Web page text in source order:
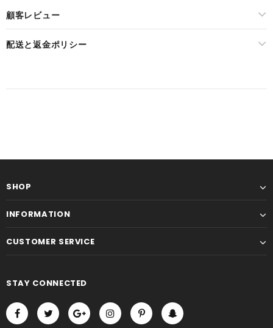
顧客レビュー
配送と返金ポリシー
SHOP
INFORMATION
CUSTOMER SERVICE
STAY CONNECTED